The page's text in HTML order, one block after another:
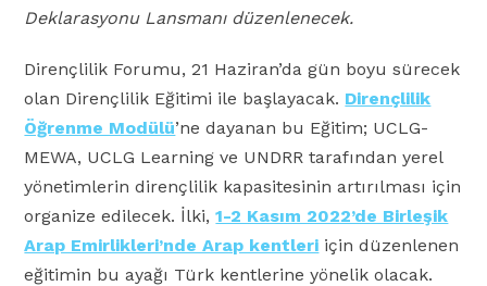
Deklarasyonu Lansmanı düzenlenecek.
Dirençlilik Forumu, 21 Haziran’da gün boyu sürecek
olan Dirençlilik Eğitimi ile başlayacak. Dirençlilik
Öğrenme Modülü’ne dayanan bu Eğitim; UCLG-
MEWA, UCLG Learning ve UNDRR tarafından yerel
yönetimlerin dirençlilik kapasitesinin artırılması için
organize edilecek. İlki,1-2 Kasım 2022’de Birleşik
Arap Emirlikleri’nde Arap kentleri için düzenlenen
eğitimin bu ayağı Türk kentlerine yönelik olacak.